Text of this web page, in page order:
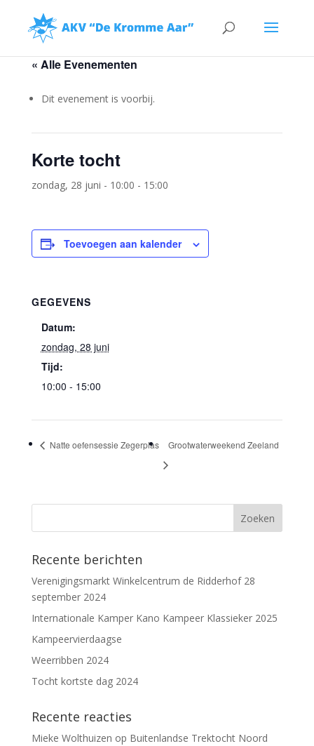
« Alle Evenementen
Dit evenement is voorbij.
Korte tocht
zondag, 28 juni - 10:00 - 15:00
Toevoegen aan kalender
GEGEVENS
Datum:
zondag, 28 juni
Tijd:
10:00 - 15:00
Natte oefensessie Zegerplas Grootwaterweekend Zeeland
Recente berichten
Verenigingsmarkt Winkelcentrum de Ridderhof 28
september 2024
Internationale Kamper Kano Kampeer Klassieker 2025
Kampeervierdaagse
Weerribben 2024
Tocht kortste dag 2024
Recente reacties
Mieke Wolthuizen op Buitenlandse Trektocht Noord